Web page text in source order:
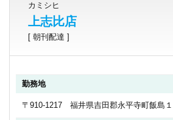
カミシヒ
上志比店
[ 朝刊配達 ]
勤務地
〒910-1217 福井県吉田郡永平寺町飯島